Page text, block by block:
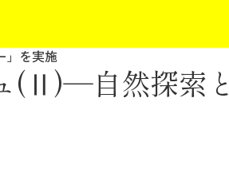
」を実施
(Ⅱ)―自然探索と